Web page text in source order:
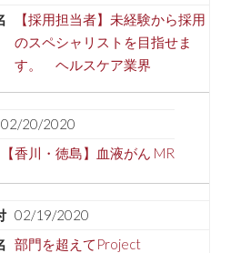
【採用担当者】未経験から採用
のスペシャリストを目指せま
す。 ヘルスケア業界
02/20/2020
【香川・徳島】血液がん MR
02/19/2020
部門を超えてProject